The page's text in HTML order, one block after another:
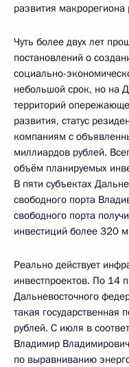
развития
Чуть более двух лет
постановлений о
социально-
небольшой срок, но на
территорий
развития, статус
компаниям с
миллиардов рублей.
объём планируемых
В пяти субъектах
свободного порта
свободного порта
инвестиций более 320
Реально действует
инвестпроектов. По 14
Дальневосточного
такая
рублей. С июля в
Владимир
по выравниванию